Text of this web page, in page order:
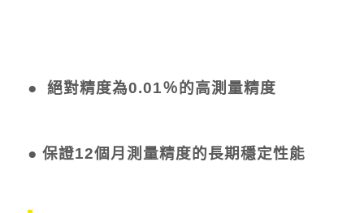
● 絕對精度為0.01％的高測量精度
● 保證12個月測量精度的長期穩定性能